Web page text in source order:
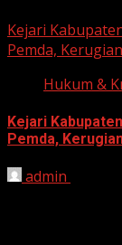
Kejari
Pemda,
Hukum &
Kejari
Pemda,
admin